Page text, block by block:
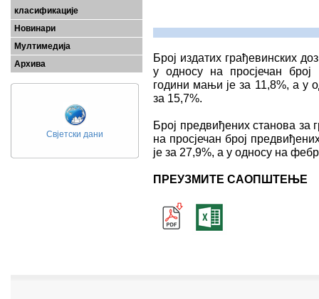
класификације
Новинари
Мултимедија
Архива
Свјетски дани
Број издатих грађевинских
у односу на просјечан број
години мањи је за 11,8%, а у
за 15,7%.
Број предвиђених станова за
на просјечан број
је за 27,9%, а у односу на
ПРЕУЗМИТЕ САОПШТЕЊЕ